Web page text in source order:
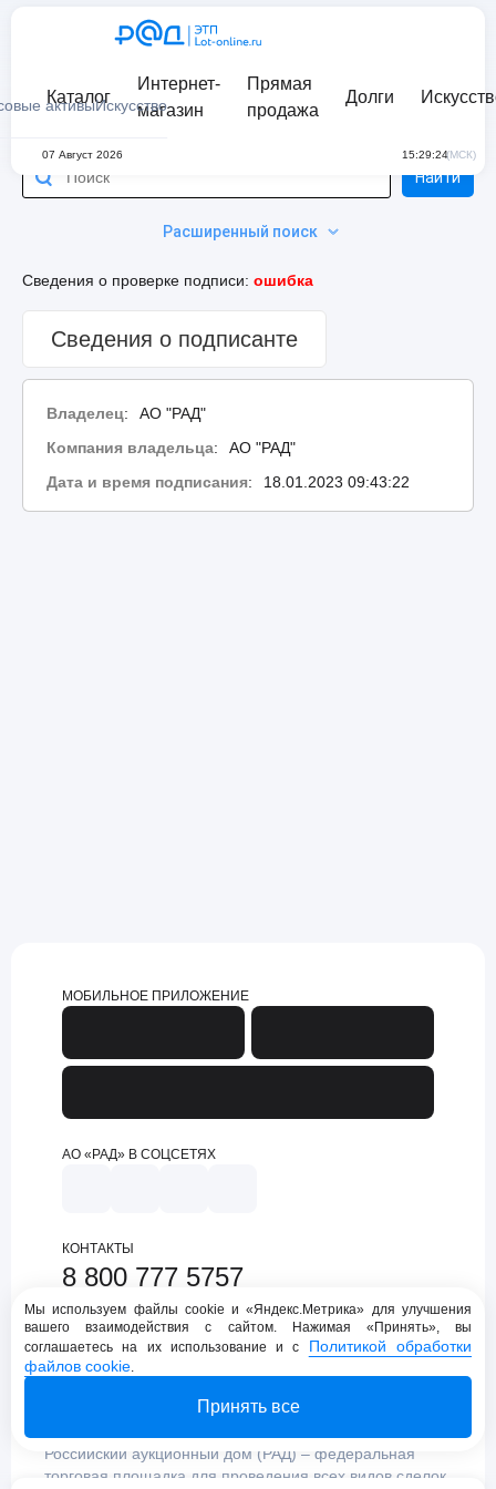
активыИскусство
Каталог
Интернет-
магазин
Прямая
продажа
Долги
07 Август 2026 15:29:24(МСК)
Расширенный поиск
Найти
Сведения о проверке подписи: ошибка
Сведения о подписанте
Владелец:
АО "РАД"
Компания владельца:
АО "РАД"
Дата и время подписания: 18.01.2023 09:43:22
МОБИЛЬНОЕ ПРИЛОЖЕНИЕ
АО «РАД» В СОЦСЕТЯХ
КОНТАКТЫ
8 800 777 5757
support@lot-online.ru
Техническая поддержка
Российский аукционный дом (РАД) – федеральная
торговая площадка для проведения всех видов сделок
Мы используем файлы cookie и «Яндекс.Метрика» для улучшения
вашего взаимодействия с сайтом. Нажимая «Принять», вы
соглашаетесь на их использование и с Политикой обработки
файлов cookie.
Принять все